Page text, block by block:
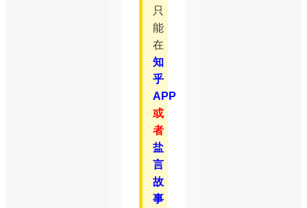
只
能
在
知
乎
APP
或
者
盐
言
故
事